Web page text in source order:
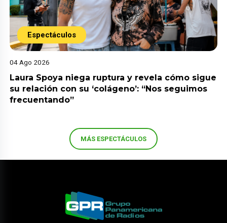
Espectáculos
04 Ago 2026
Laura Spoya niega ruptura y revela cómo sigue
su relación con su ‘colágeno’: “Nos seguimos
frecuentando”
MÁS ESPECTÁCULOS